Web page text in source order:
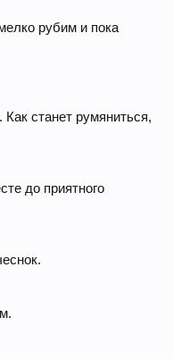
рубим и пока
станет румяниться,
до приятного